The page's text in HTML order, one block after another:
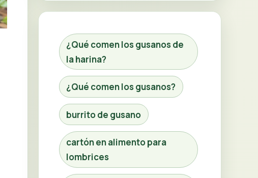
¿Qué comen los gusanos de
la harina?
¿Qué comen los gusanos?
burrito de gusano
cartón en alimento para
lombrices